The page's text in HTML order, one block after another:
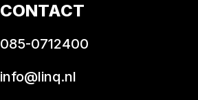
CONTACT
085-0712400
info@linq.nl